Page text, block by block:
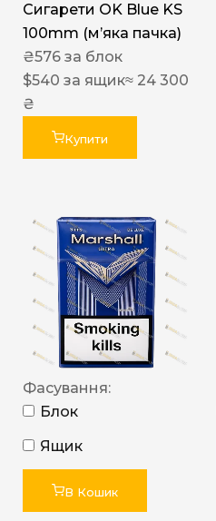
Сигарети OK Blue KS
100mm (м’яка пачка)
₴576 за блок
$540 за ящик≈ 24 300
₴
Купити
Фасування:
Блок
Ящик
В Кошик